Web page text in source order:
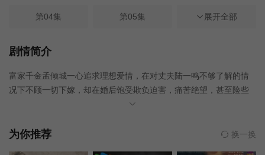
第04集 第05集 第06集
第07集
第10集 第11集 第12集
展开全部
剧情简介
富家千金孟倾城一心追求理想爱情，在对丈夫陆一鸣不够了解的情
况下不顾一切下嫁，却在婚后饱受欺负迫害，痛苦绝望，甚至险些
丧命。后在清廉正直的御史萧慕白和好友安宁的鼓励和帮助下重拾
为你推荐 换一换